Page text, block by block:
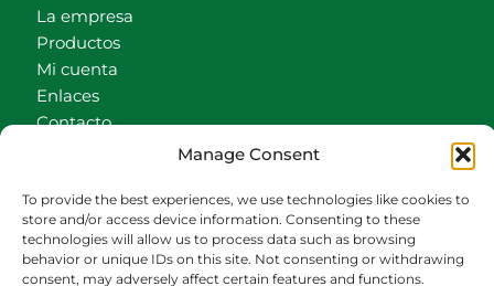
Manage Consent
To provide the best experiences, we use technologies like cookies to
store and/or access device information. Consenting to these
technologies will allow us to process data such as browsing
behavior or unique IDs on this site. Not consenting or withdrawing
consent, may adversely affect certain features and functions.
La empresa
Productos
Mi cuenta
Enlaces
Contacto
CONTACTO
942540013